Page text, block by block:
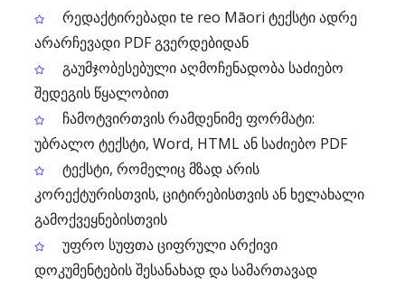
რედაქტირებადი te reo Māori ტექსტი ადრე
არარჩევადი PDF გვერდებიდან
გაუმჯობესებული აღმოჩენადობა საძიებო
შედეგის წყალობით
ჩამოტვირთვის რამდენიმე ფორმატი:
უბრალო ტექსტი, Word, HTML ან საძიებო PDF
ტექსტი, რომელიც მზად არის
კორექტურისთვის, ციტირებისთვის ან ხელახალი
გამოქვეყნებისთვის
უფრო სუფთა ციფრული არქივი
დოკუმენტების შესანახად და სამართავად